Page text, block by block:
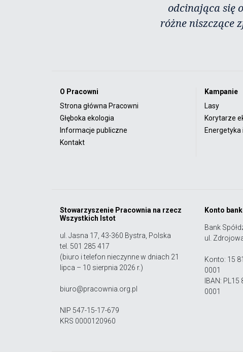
odcinająca się
różne niszczące
O Pracowni
Strona główna Pracowni
Głęboka ekologia
Informacje publiczne
Kontakt
Kampanie
Lasy
Korytarze
Stowarzyszenie Pracownia na rzecz
Wszystkich Istot
ul. Jasna 17, 43-360 Bystra, Polska
tel. 501 285 417
(biuro i telefon nieczynne w dniach 21
lipca – 10 sierpnia 2026 r.)
biuro@pracownia.org.pl
NIP 547-15-17-679
KRS 0000120960
Konto
Bank
ul.
Konto: 15
0001
IBAN:
0001